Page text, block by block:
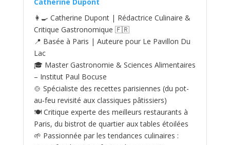
👩‍🍳 Catherine Dupont | Rédactrice Culinaire &
Critique Gastronomique 🇫🇷
📍 Basée à Paris | Auteure pour Le Pavillon Du
Lac
🎓 Master Gastronomie & Sciences Alimentaires
– Institut Paul Bocuse
🍲 Spécialiste des recettes parisiennes (du pot-
au‑feu revisité aux classiques pâtissiers)
🍽️ Critique experte des meilleurs restaurants à
Paris, du bistrot de quartier aux tables étoilées
🌱 Passionnée par les tendances culinaires :